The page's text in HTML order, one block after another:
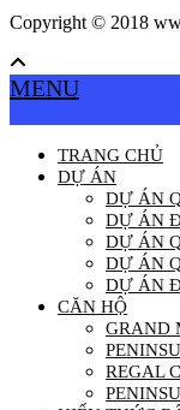
Copyright © 2018
MENU
TRANG CHỦ
DỰ ÁN
DỰ ÁN
DỰ ÁN
DỰ ÁN
DỰ ÁN
DỰ ÁN
CĂN HỘ
GRAND
REGAL